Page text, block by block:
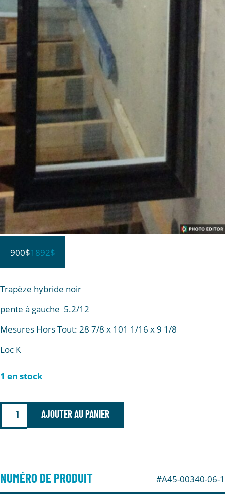
900$1892$
Trapèze hybride noir
pente à gauche 5.2/12
Mesures Hors Tout: 28 7/8 x 101 1/16 x 9 1/8
Loc K
1 en stock
AJOUTER AU PANIER
NUMÉRO DE PRODUIT #A45-00340-06-1